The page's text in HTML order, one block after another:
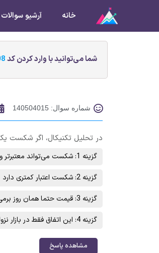
خانه آرشیو سوالات
شما می‌توانید با وارد کردن کد
شماره سوال: 140504015
در تحلیل تکنیکال، اگر شکست
گزینه 1: شکست می‌تواند معتبرتر و قابل‌اتکاتر باشد
گزینه 2: شکست اعتبار کمتری دارد
گزینه 3: قیمت حتما همان روز برمی‌گردد
گزینه 4: این اتفاق فقط در بازار نزولی رخ می‌دهد
مشاهده پاسخ